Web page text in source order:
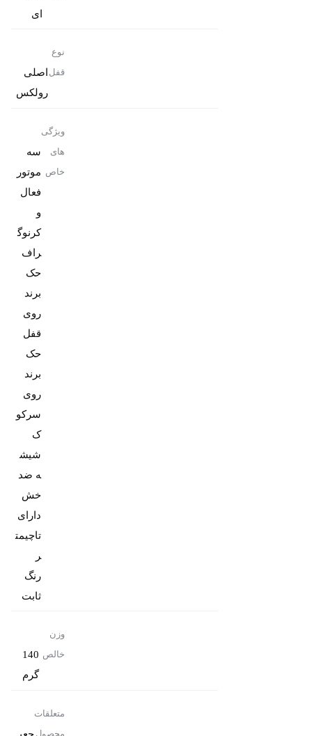
ای
نوع
قفل اصلی
رولکس
ویژگی
های
خاص
سه
موتور
فعال
و
کرنوگ
حک
برند
روی
حک
برند
روی
سرکو
شیش
ه ضد
دارای
تاچیمت
رنگ
ثابت
وزن
خالص 140
گرم
متعلقات
محصول